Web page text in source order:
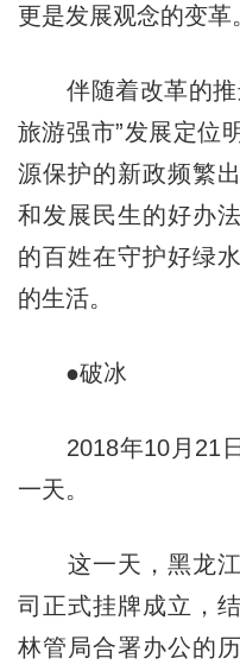
更是发展观念的变革
伴随着改革的推
旅游强市”发展定位
源保护的新政频繁
和发展民生的好办
的百姓在守护好绿
的生活。
●破冰
2018年10月21日
一天。
这一天，黑龙江
司正式挂牌成立，
林管局合署办公的